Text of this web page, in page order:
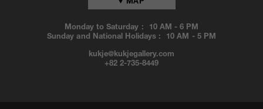
Monday to Saturday : 10 AM -6 PM
Sunday and National Holidays : 10 AM -5 PM
kukje@kukjegallery.com
+82 2-735-8449